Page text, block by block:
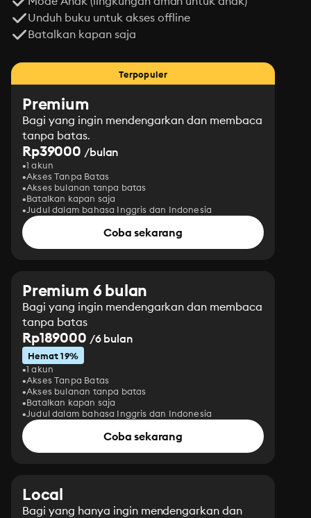
Unduh buku untuk akses offline
Batalkan kapan saja
Terpopuler
Premium
Bagi yang ingin mendengarkan dan membaca
tanpa batas.
Rp39000 /bulan
1 akun
Akses Tanpa Batas
Akses bulanan tanpa batas
Batalkan kapan saja
Judul dalam bahasa Inggris dan Indonesia
Coba sekarang
Premium 6 bulan
Bagi yang ingin mendengarkan dan membaca
tanpa batas
Rp189000 /6 bulan
Hemat 19%
1 akun
Akses Tanpa Batas
Akses bulanan tanpa batas
Batalkan kapan saja
Judul dalam bahasa Inggris dan Indonesia
Coba sekarang
Local
Bagi yang hanya ingin mendengarkan dan